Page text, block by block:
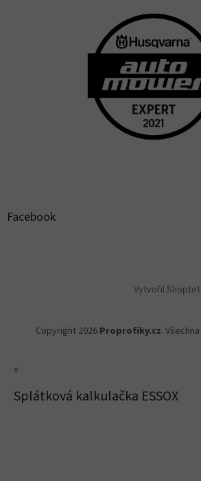
Facebook
Vytvořil Shoptet
Copyright 2026 Proprofiky.cz.
×
Splátková kalkulačka ESSOX